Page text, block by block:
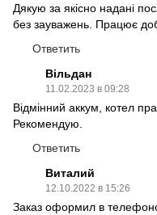
Дякую за якісно надані
без зауважень. Працює
Ответить
Вільдан
11.02.2023 в 09:28
Відмінний аккум, котел
Рекомендую.
Ответить
Виталий
12.10.2022 в 15:26
Заказ оформил в